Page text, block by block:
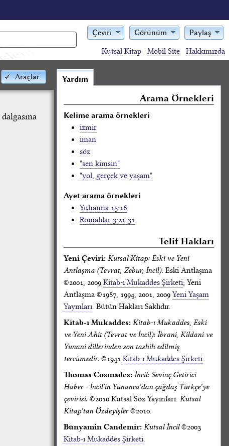
Çeviri Görünüm Paylaş
Kutsal Kitap Mobil Site Hakkımızda
Araçlar Yardım
Arama Örnekleri
Kelime arama örnekleri
izmir
iman
söz
"sen kimsin"
"yol, gerçek ve yaşam"
Ayet arama örnekleri
Yuhanna 15:16
Romalılar 3:21-31
Telif Hakları
Yeni Çeviri: Kutsal Kitap: Eski ve Yeni
Antlaşma (Tevrat, Zebur, İncil). Eski Antlaşma
©2001, 2009 Kitab-ı Mukaddes Şirketi; Yeni
Antlaşma ©1987, 1994, 2001, 2009 Yeni Yaşam
Yayınları. Bütün Hakları Saklıdır.
Kitab-ı Mukaddes: Kitab-ı Mukaddes, Eski
ve Yeni Ahit (Tevrat ve İncil): İbrani, Kildani ve
Yunani dillerinden son tashih edilmiş
tercümedir. ©1941 Kitab-ı Mukaddes Şirketi.
Thomas Cosmades: İncil: Sevinç Getirici
Haber - İncil'in Yunanca'dan çağdaş Türkçe'ye
çevirisi. ©2010 Kutsal Söz Yayınları. Kutsal
Kitap'tan Özdeyişler©2010.
Bünyamin Candemir: Kutsal İncil©2003
Kitab-ı Mukaddes Şirketi.